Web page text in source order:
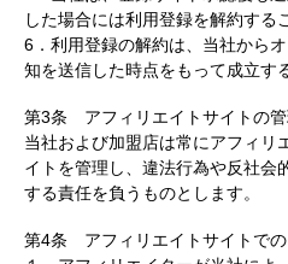
した場合には利用登録を解約する
6．利用登録の解約は、当社から
知を送信した時点をもって成立す
第3条 アフィリエイトサイトの
当社および加盟店は常にアフィリ
イトを管理し、違法行為や反社会
する責任を負うものとします。
第4条 アフィリエイトサイトで